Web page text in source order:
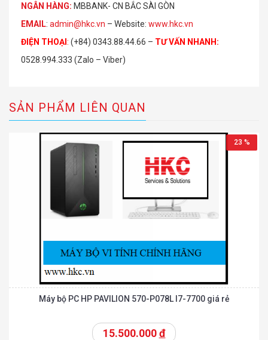
NGÂN HÀNG: MBBANK- CN BẮC SÀI GÒN
EMAIL: admin@hkc.vn – Website: www.hkc.vn
ĐIỆN THOẠI: (+84) 0343.88.44.66 – TƯ VẤN NHANH:
0528.994.333 (Zalo – Viber)
SẢN PHẨM LIÊN QUAN
23 %
Máy bộ PC HP PAVILION 570-P078L I7-7700 giá rẻ
15.500.000đ